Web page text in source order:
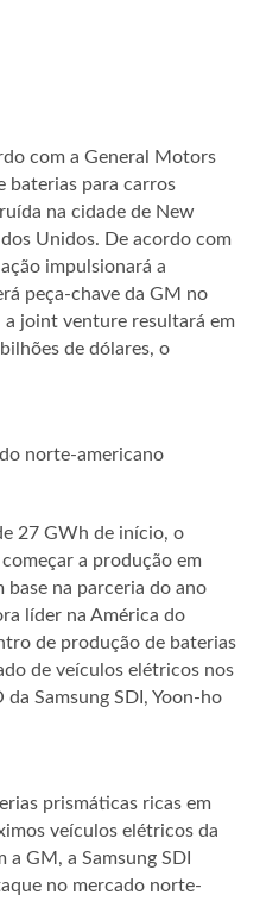
com a General Motors
baterias para carros
na cidade de New
Unidos. De acordo com
impulsionará a
peça-chave da GM no
a joint venture resultará em
de dólares, o
norte-americano
27 GWh de início, o
a produção em
base na parceria do ano
líder na América do
de produção de baterias
de veículos elétricos nos
da Samsung SDI, Yoon-ho
prismáticas ricas em
veículos elétricos da
GM, a Samsung SDI
no mercado norte-